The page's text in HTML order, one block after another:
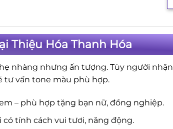
Thiệu Hóa Thanh Hóa
nhàng nhưng ấn tượng. Tùy người
tư vấn tone màu phù hợp.
– phù hợp tặng bạn nữ, đồng nghiệp.
tính cách vui tươi, năng động.